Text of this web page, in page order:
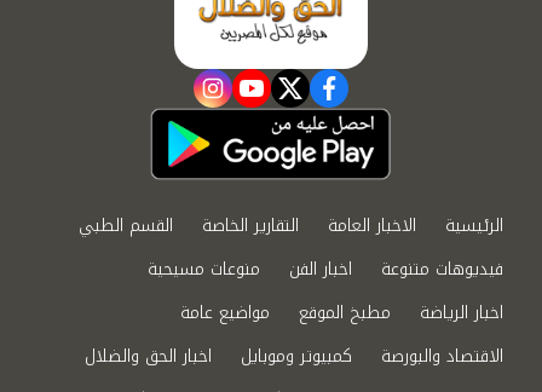
facebook
twitter
youtube
instagram
الرئيسية الاخبار العامة التقارير الخاصة
القسم الطبي
فيديوهات متنوعة
اخبار الفن
منوعات مسيحية
اخبار الرياضة
مطبخ الموقع
مواضيع عامة
الاقتصاد والبورصة
كمبيوتر وموبايل
اخبار الحق والضلال